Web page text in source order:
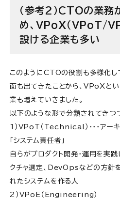
（参考2）CTOの業務
め、VPoX（VPoT/
設ける企業も多い
このようにCTOの役割も多様化し
面も出てきたことから、VPoXと
業も増えていきました。
以下のような形で分類されてきつ
1）VPoT（Technical）・・・アー
「システム責任者」
自らがプロダクト開発・運用を実践
クチャ選定、DevOpsなどの方針
れたシステムを作る人
2）VPoE（Engineering）